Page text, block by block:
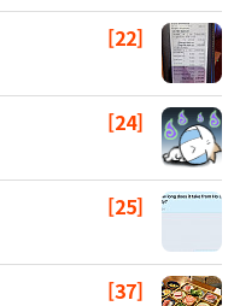
[22]
[24]
[25]
[37]